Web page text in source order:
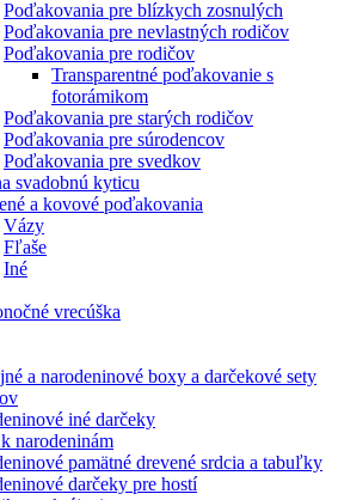
Poďakovania pre blízkych zosnulých
Poďakovania pre nevlastných rodičov
Poďakovania pre rodičov
Transparentné poďakovanie s
fotorámikom
Poďakovania pre starých rodičov
Poďakovania pre súrodencov
Poďakovania pre svedkov
svadobnú kyticu
a kovové poďakovania
Vázy
Fľaše
Iné
vrecúška
a narodeninové boxy a darčekové sety
iné darčeky
narodeninám
pamätné drevené srdcia a tabuľky
darčeky pre hostí